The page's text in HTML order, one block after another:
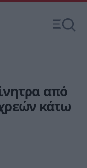
από
κάτω